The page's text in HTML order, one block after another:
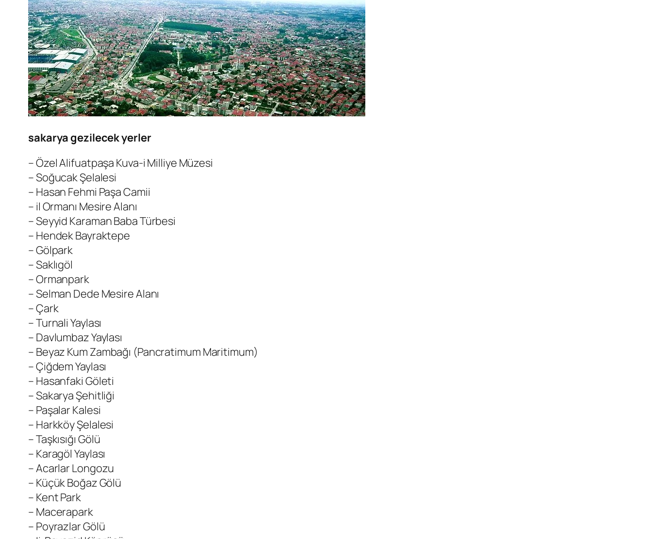
sakarya gezilecek yerler
– Özel Alifuatpaşa Kuva-i Milliye Müzesi
– Soğucak Şelalesi
– Hasan Fehmi Paşa Camii
– il Ormanı Mesire Alanı
– Seyyid Karaman Baba Türbesi
– Hendek Bayraktepe
– Gölpark
– Saklıgöl
– Ormanpark
– Selman Dede Mesire Alanı
– Çark
– Turnali Yaylası
– Davlumbaz Yaylası
– Beyaz Kum Zambağı (Pancratimum Maritimum)
– Çiğdem Yaylası
– Hasanfaki Göleti
– Sakarya Şehitliği
– Paşalar Kalesi
– Harkköy Şelalesi
– Taşkısığı Gölü
– Karagöl Yaylası
– Acarlar Longozu
– Küçük Boğaz Gölü
– Kent Park
– Macerapark
– Poyrazlar Gölü